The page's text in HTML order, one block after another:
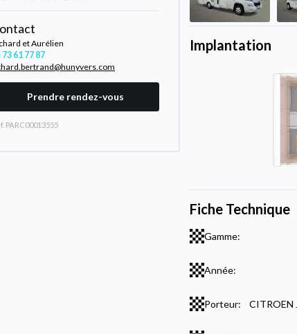
et Aurélien
73 61 77 87
Prendre rendez-vous
PARC00013555
Implantation
Fiche Technique
Gamme:
Année:
Porteur: CITROEN